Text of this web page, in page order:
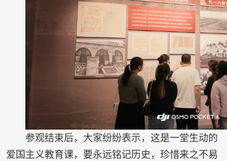
参观结束后，大家纷纷表示，这是一堂生动的
爱国主义教育课，要永远铭记历史，珍惜来之不易